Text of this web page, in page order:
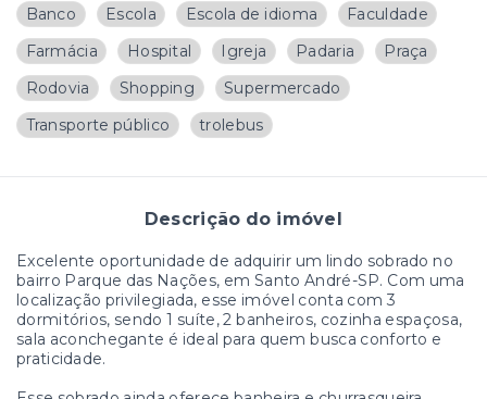
Banco Escola Escola de idioma
Faculdade
Farmácia
Hospital Igreja Padaria
Praça
Rodovia
Shopping
Supermercado
Transporte público
trolebus
Descrição do imóvel
Excelente oportunidade de adquirir um lindo sobrado no
bairro Parque das Nações, em Santo André-SP. Com uma
localização privilegiada, esse imóvel conta com 3
dormitórios, sendo 1 suíte, 2 banheiros, cozinha espaçosa,
sala aconchegante é ideal para quem busca conforto e
praticidade.